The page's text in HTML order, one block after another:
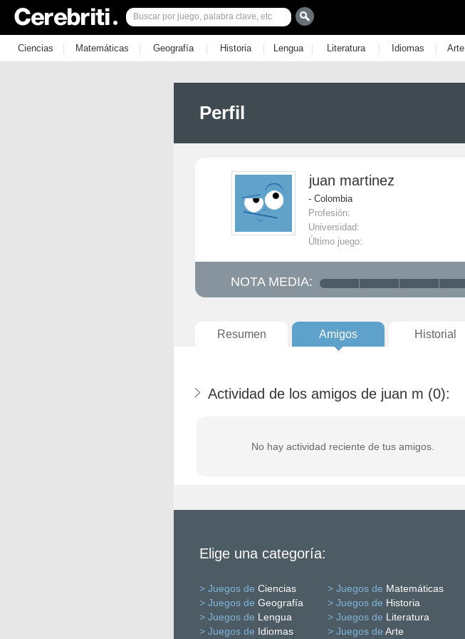
Ciencias | Matemáticas | Geografía | Historia | Lengua | Literatura | Idiomas | Arte
Perfil
juan martinez
- Colombia
Profesión:
Universidad:
Último juego:
NOTA MEDIA:
Resumen Amigos Historial
Actividad de los amigos de juan m (0):
No hay actividad reciente de tus amigos.
Elige una categoría:
> Juegos de Ciencias > Juegos de Matemáticas
> Juegos de Geografía > Juegos de Historia
> Juegos de Lengua > Juegos de Literatura
> Juegos de Idiomas > Juegos de Arte